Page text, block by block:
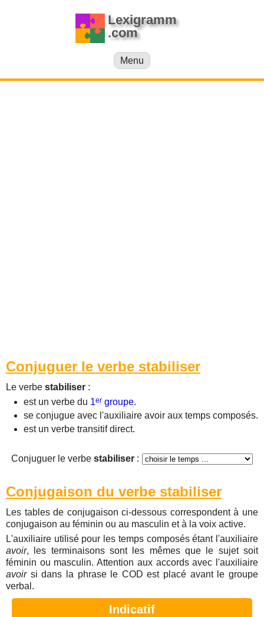
Lexigramm
.com
Menu
Conjuguer le verbe stabiliser
Le verbe stabiliser :
est un verbe du 1er groupe.
se conjugue avec l'auxiliaire avoir aux temps composés.
est un verbe transitif direct.
Conjuguer le verbe stabiliser :
Conjugaison du verbe stabiliser
Les tables de conjugaison ci-dessous correspondent à une
conjugaison au féminin ou au masculin et à la voix active.
L'auxiliaire utilisé pour les temps composés étant l'auxiliaire
avoir, les terminaisons sont les mêmes que le sujet soit
féminin ou masculin. Attention aux accords avec l'auxiliaire
avoirsi dans la phrase le COD est placé avant le groupe
verbal.
Indicatif